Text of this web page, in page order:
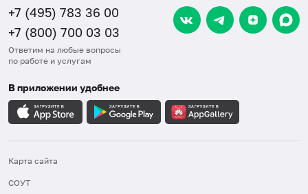
+7 (495) 783 36 00
+7 (800) 700 03 03
Ответим на любые вопросы
по работе и услугам
В приложении удобнее
Карта сайта
СОУТ